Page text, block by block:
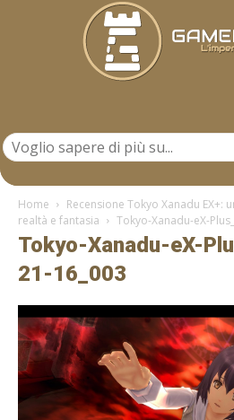
Home
Recensione Tokyo Xanadu EX+:
realtà e fantasia
Tokyo-Xanadu-eX-
Tokyo-Xanadu-eX-
21-16_003